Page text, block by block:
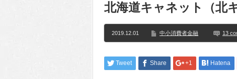
北海道キャネット（北
2019.12.01 中小消費者金融 13
Tweet Share +1 Hatena